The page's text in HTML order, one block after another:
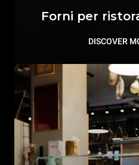
Forni per
DISCOVER